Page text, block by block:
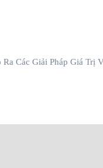
Các Giải Pháp Giá Trị